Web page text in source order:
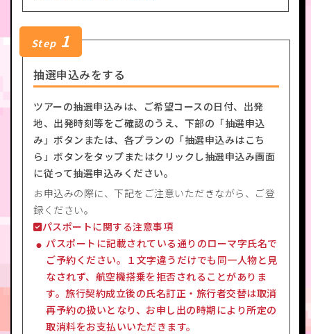
Step 1
抽選申込みをする
ツアーの抽選申込みは、ご希望コースの日付、出発
地、出発時刻等をご確認のうえ、下部の「抽選申込
み」ボタンまたは、各プランの「抽選申込みはこち
ら」ボタンをタップまたはクリックし抽選申込み画面
に従って抽選申込みください。
お申込みの際に、下記をご注意いただきながら、ご登
録ください。
パスポートに関する注意事項
パスポートに記載されている通りのローマ字氏名で
ご予約ください。１文字違うだけでも同一人物と見
なされず、航空機搭乗を拒否されることがありま
す。旅行契約成立後の氏名訂正・旅行者交替は取消
再予約の扱いとなり、お申し出の時期により所定の
取消料をお支払いいただきます。